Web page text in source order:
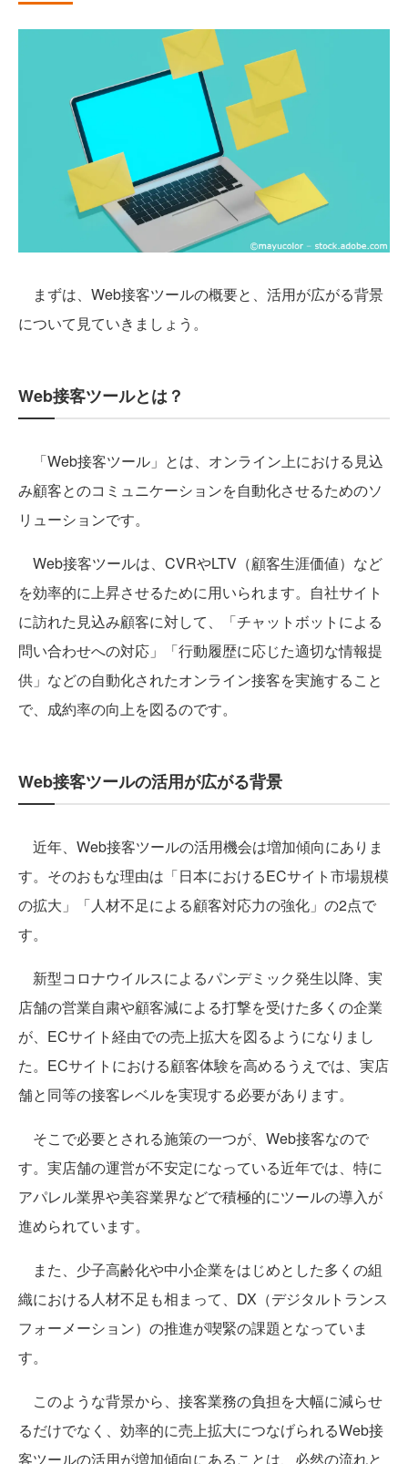
まずは、Web接客ツールの概要と、活用が広がる背景
について見ていきましょう。
Web接客ツールとは？
「Web接客ツール」とは、オンライン上における見込
み顧客とのコミュニケーションを自動化させるためのソ
リューションです。
Web接客ツールは、CVRやLTV（顧客生涯価値）など
を効率的に上昇させるために用いられます。自社サイト
に訪れた見込み顧客に対して、「チャットボットによる
問い合わせへの対応」「行動履歴に応じた適切な情報提
供」などの自動化されたオンライン接客を実施すること
で、成約率の向上を図るのです。
Web接客ツールの活用が広がる背景
近年、Web接客ツールの活用機会は増加傾向にありま
す。そのおもな理由は「日本におけるECサイト市場規模
の拡大」「人材不足による顧客対応力の強化」の2点で
す。
新型コロナウイルスによるパンデミック発生以降、実
店舗の営業自粛や顧客減による打撃を受けた多くの企業
が、ECサイト経由での売上拡大を図るようになりまし
た。ECサイトにおける顧客体験を高めるうえでは、実店
舗と同等の接客レベルを実現する必要があります。
そこで必要とされる施策の一つが、Web接客なので
す。実店舗の運営が不安定になっている近年では、特に
アパレル業界や美容業界などで積極的にツールの導入が
進められています。
また、少子高齢化や中小企業をはじめとした多くの組
織における人材不足も相まって、DX（デジタルトランス
フォーメーション）の推進が喫緊の課題となっていま
す。
このような背景から、接客業務の負担を大幅に減らせ
るだけでなく、効率的に売上拡大につなげられるWeb接
客ツールの活用が増加傾向にあることは、必然の流れと